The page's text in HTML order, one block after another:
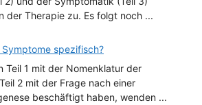
der Therapie zu. Es folgt noch ...
Symptome spezifisch?
Teil 1 mit der Nomenklatur der
2 mit der Frage nach einer
beschäftigt haben, wenden ...